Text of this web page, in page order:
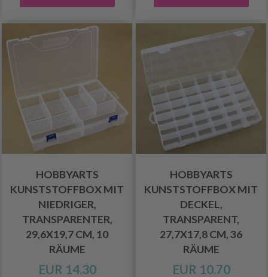
HOBBYARTS
KUNSTSTOFFBOX MIT
NIEDRIGER,
TRANSPARENTER,
29,6X19,7 CM, 10
RÄUME
EUR 14.30
HOBBYARTS
KUNSTSTOFFBOX MIT
DECKEL,
TRANSPARENT,
27,7X17,8 CM, 36
RÄUME
EUR 10.70